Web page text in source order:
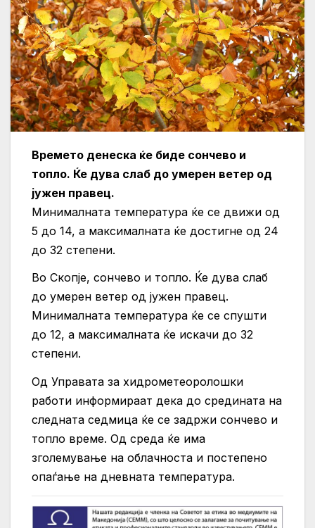
Времето денеска ќе биде сончево и
топло. Ќе дува слаб до умерен ветер од
јужен правец.
Минималната температура ќе се движи од
5 до 14, а максималната ќе достигне од 24
до 32 степени.
Во Скопје, сончево и топло. Ќе дува слаб
до умерен ветер од јужен правец.
Минималната температура ќе се спушти
до 12, а максималната ќе искачи до 32
степени.
Од Управата за хидрометеоролошки
работи информираат дека до средината на
следната седмица ќе се задржи сончево и
топло време. Од среда ќе има
зголемување на облачноста и постепено
опаѓање на дневната температура.